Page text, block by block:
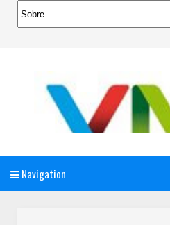
Navigation